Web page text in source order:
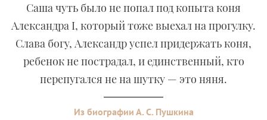
Саша чуть было не попал под копыта коня
Александра I, который тоже выехал на прогулку.
Слава богу, Александр успел придержать коня,
ребенок не пострадал, и единственный, кто
перепугался не на шутку — это няня.
Из биографии А. С. Пушкина